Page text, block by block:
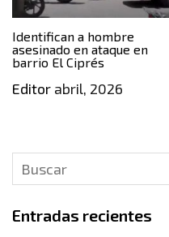
Identifican a hombre
asesinado en ataque en
barrio El Ciprés
Editor abril, 2026
Entradas recientes